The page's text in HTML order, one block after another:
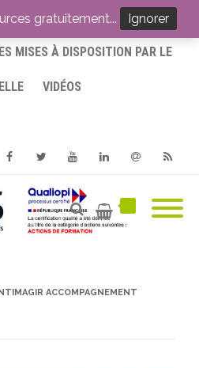
MISES À DISPOSITION PAR LE
VIDÉOS
TwitterYoutube
ACCOMPAGNEMENT
gratuitement... Ignorer